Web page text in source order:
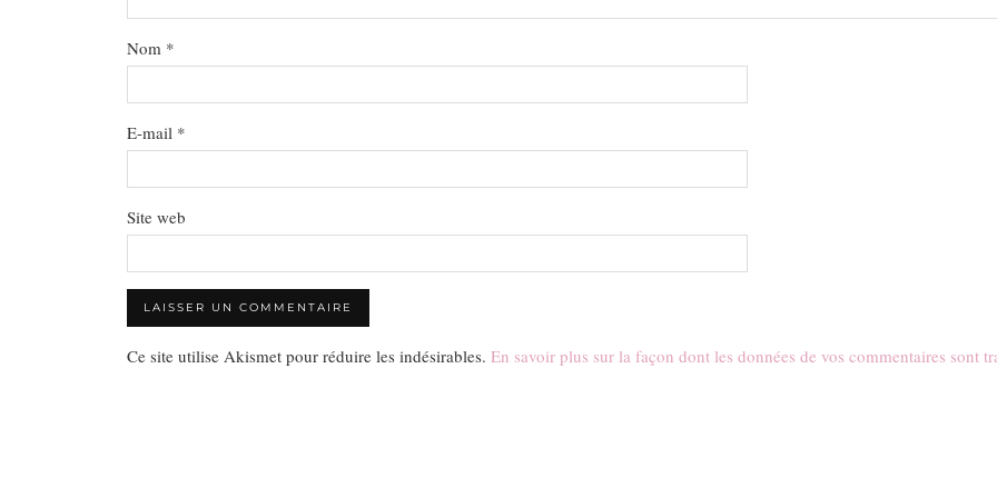
Nom *
E-mail *
Site web
Ce site utilise Akismet pour réduire les indésirables. En savoir plus sur la façon dont les données de vos commentaires sont